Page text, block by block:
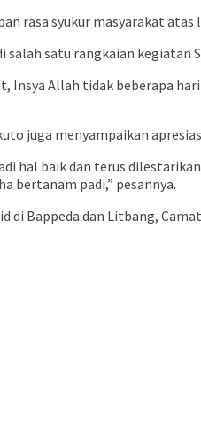
rasa syukur masyarakat
satu rangkaian kegiatan
Allah tidak beberapa
juga menyampaikan
baik dan terus
bertanam padi,” pesannya.
di Bappeda dan Litbang,